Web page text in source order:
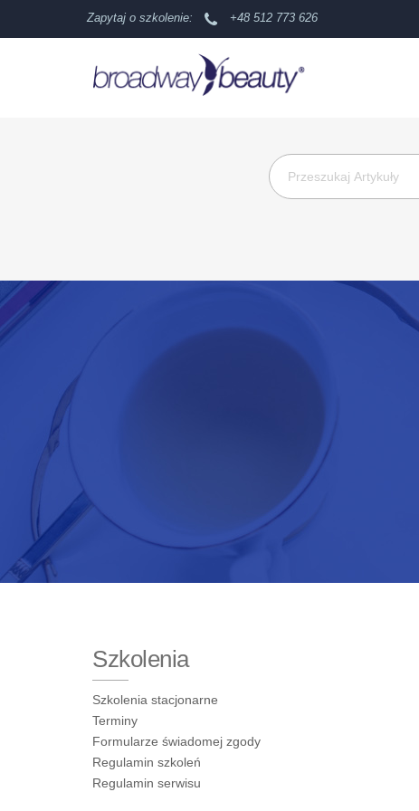
Zapytaj o szkolenie: +48 512 773 626
Szkolenia
Szkolenia stacjonarne
Terminy
Formularze świadomej zgody
Regulamin szkoleń
Regulamin serwisu